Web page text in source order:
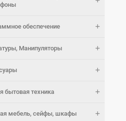
обеспечение
Манипуляторы
бытовая техника
мебель, сейфы, шкафы